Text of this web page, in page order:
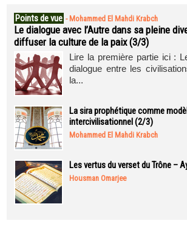
Points de vue - Mohammed El Mahdi Krabch
Le dialogue avec l’Autre dans sa pleine
diffuser la culture de la paix (3/3)
Lire la première partie ici :
dialogue entre les
la...
La sira prophétique comme
intercivilisationnel (2/3)
Mohammed El Mahdi Krabch
Les vertus du verset du Trône –
Housman Omarjee